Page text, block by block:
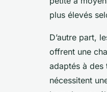
plus élevés
D’autre part,
offrent une
adaptés à des
nécessitent